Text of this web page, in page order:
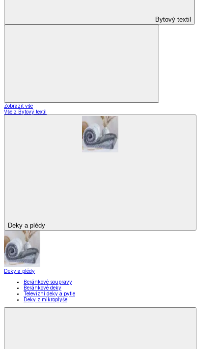
Bytový textil
Zobrazit vše
Vše z Bytový textil
Deky a plédy
Deky a plédy
Beránkové soupravy
Beránkové deky
Televizní deky a pytle
Deky z mikroplyše